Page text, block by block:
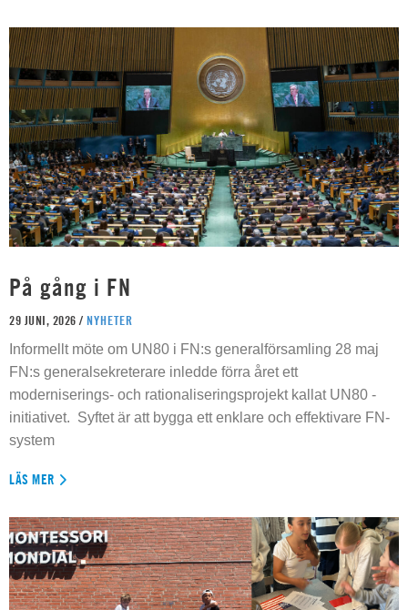
På gång i FN
29 JUNI, 2026 / NYHETER
Informellt möte om UN80 i FN:s generalförsamling 28 maj
FN:s generalsekreterare inledde förra året ett
moderniserings- och rationaliseringsprojekt kallat UN80 -
initiativet. Syftet är att bygga ett enklare och effektivare FN-
system
LÄS MER